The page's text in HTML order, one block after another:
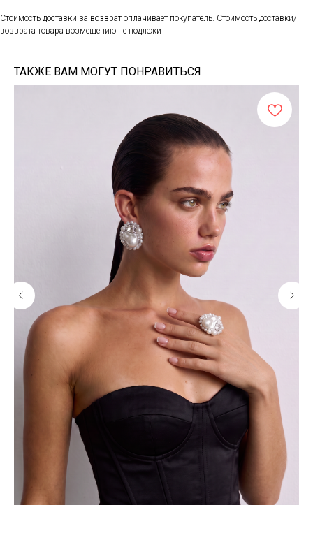
Стоимость доставки за возврат оплачивает покупатель. Стоимость доставки/
возврата товара возмещению не подлежит
ТАКЖЕ ВАМ МОГУТ ПОНРАВИТЬСЯ